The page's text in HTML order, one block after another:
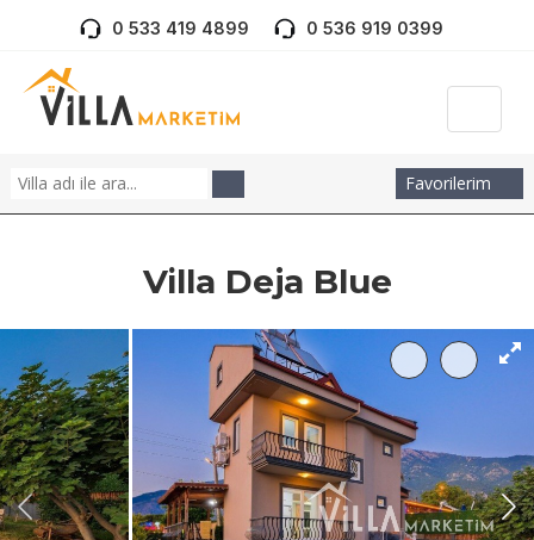
0 533 419 4899 0 536 919 0399
Favorilerim
Villa Deja Blue